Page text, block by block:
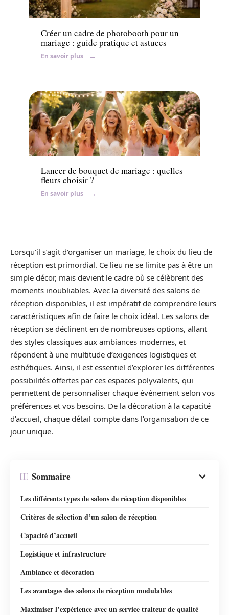
Conseils
Créer un cadre de photobooth pour un
mariage : guide pratique et astuces
En savoir plus
Ambiance
Lancer de bouquet de mariage : quelles
fleurs choisir ?
En savoir plus
Lorsqu’il s’agit d’organiser un mariage, le choix du lieu de
réception est primordial. Ce lieu ne se limite pas à être un
simple décor, mais devient le cadre où se célèbrent des
moments inoubliables. Avec la diversité des salons de
réception disponibles, il est impératif de comprendre leurs
caractéristiques afin de faire le choix idéal. Les salons de
réception se déclinent en de nombreuses options, allant
des styles classiques aux ambiances modernes, et
répondent à une multitude d’exigences logistiques et
esthétiques. Ainsi, il est essentiel d’explorer les différentes
possibilités offertes par ces espaces polyvalents, qui
permettent de personnaliser chaque événement selon vos
préférences et vos besoins. De la décoration à la capacité
d’accueil, chaque détail compte dans l’organisation de ce
jour unique.
Sommaire
Les différents types de salons de réception disponibles
Critères de sélection d’un salon de réception
Capacité d’accueil
Logistique et infrastructure
Ambiance et décoration
Les avantages des salons de réception modulables
Maximiser l’expérience avec un service traiteur de qualité